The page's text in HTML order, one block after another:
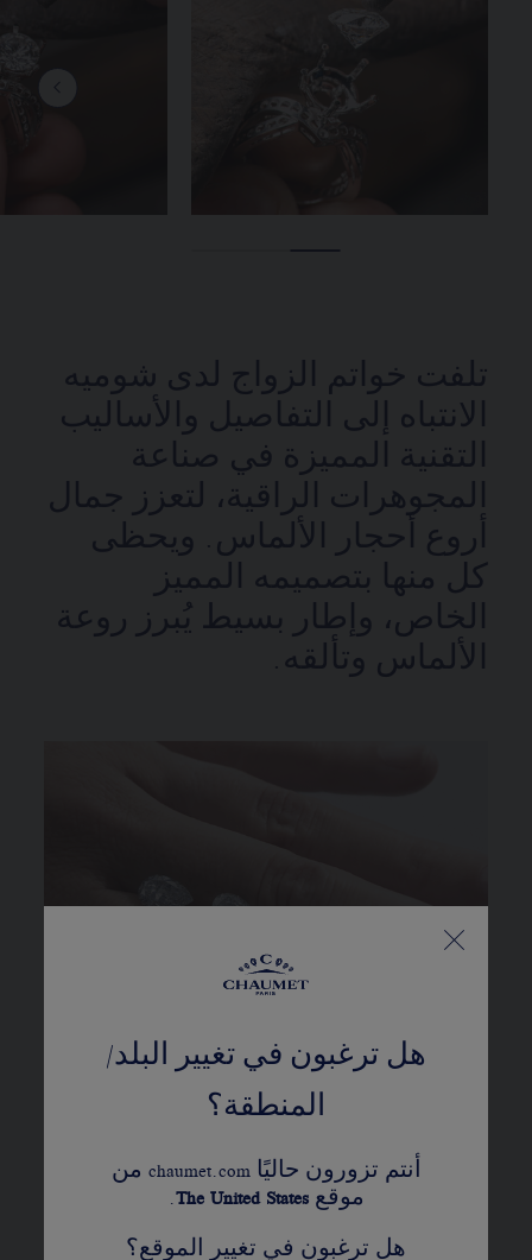
هل ترغبون في تغيير البلد/
المنطقة؟
أنتم تزورون حاليًا chaumet.com من
موقع TheUnited States
.
هل ترغبون في تغيير الموقع؟
تلفت خواتم الزواج لدى شوميه
الانتباه إلى التفاصيل والأساليب
التقنية المميزة في صناعة
المجوهرات الراقية، لتعزز جمال
أروع أحجار الألماس. ويحظى
كل منها بتصميمه المميز
الخاص، وإطار بسيط يُبرز روعة
الألماس وتألقه.
تولي شوميه أهمية قصوى